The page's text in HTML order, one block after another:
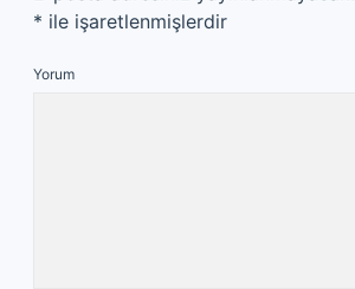
* ile işaretlenmişlerdir
Yorum